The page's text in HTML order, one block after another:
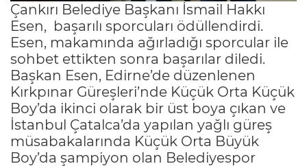
Çankırı Belediye Başkanı İsmail Hakkı
Esen, başarılı sporcuları ödüllendirdi.
Esen, makamında ağırladığı sporcular ile
sohbet ettikten sonra başarılar diledi.
Başkan Esen, Edirne’de düzenlenen
Kırkpınar Güreşleri’nde Küçük Orta Küçük
Boy’da ikinci olarak bir üst boya çıkan ve
İstanbul Çatalca’da yapılan yağlı güreş
müsabakalarında Küçük Orta Büyük
Boy’da şampiyon olan Belediyespor